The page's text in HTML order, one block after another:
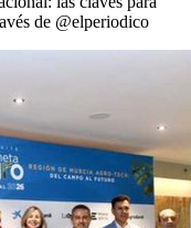
de @elperiodico